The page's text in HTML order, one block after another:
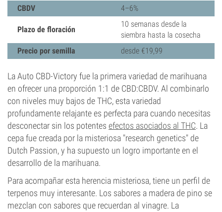
CBDV
4–6%
Plazo de floración
10 semanas desde la
siembra hasta la cosecha
Precio por semilla
desde €19,99
La Auto CBD-Victory fue la primera variedad de marihuana
en ofrecer una proporción 1:1 de CBD:CBDV. Al combinarlo
con niveles muy bajos de THC, esta variedad
profundamente relajante es perfecta para cuando necesitas
desconectar sin los potentes efectos asociados al THC. La
cepa fue creada por la misteriosa "research genetics" de
Dutch Passion, y ha supuesto un logro importante en el
desarrollo de la marihuana.
Para acompañar esta herencia misteriosa, tiene un perfil de
terpenos muy interesante. Los sabores a madera de pino se
mezclan con sabores que recuerdan al vinagre. La